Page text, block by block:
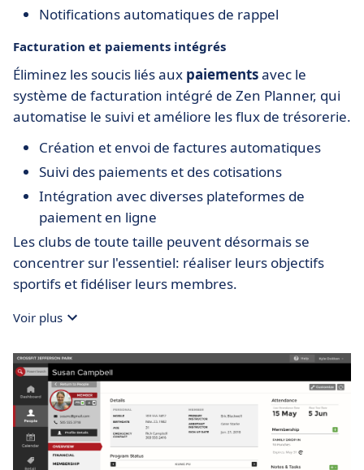
Notifications automatiques de rappel
Facturation et paiements intégrés
Éliminez les soucis liés aux paiementsavec le
système de facturation intégré de Zen Planner, qui
automatise le suivi et améliore les flux de trésorerie.
Création et envoi de factures automatiques
Suivi des paiements et des cotisations
Intégration avec diverses plateformes de
paiement en ligne
Les clubs de toute taille peuvent désormais se
concentrer sur l'essentiel: réaliser leurs objectifs
sportifs et fidéliser leurs membres.
Voir plus